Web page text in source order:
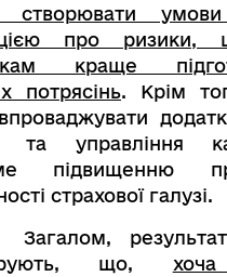
створювати
про ризики,
краще
потрясінь. Крім
та управління
підвищенню
страхової галузі.
результати
що,